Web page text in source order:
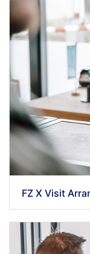
FZ X Visit